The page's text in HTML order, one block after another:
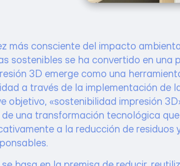
más consciente del impacto
sostenibles se ha convertido en una
3D emerge como una
a través de la implementación de
objetivo, «sostenibilidad impresión 3D»,
de una transformación tecnológica
a la reducción de residuos
basa en la premisa de reducir,